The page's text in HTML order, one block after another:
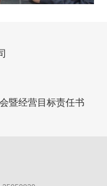
暨经营目标责任书